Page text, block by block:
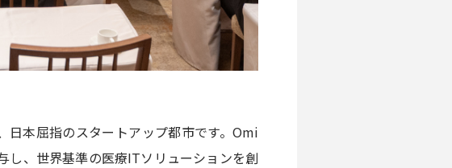
本屈指のスタートアップ都市です。Omi
し、世界基準の医療ITソリューションを創